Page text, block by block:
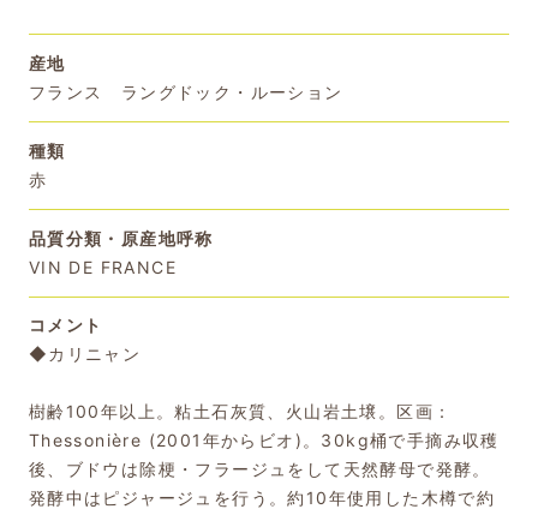
産地
フランス ラングドック・ルーション
種類
赤
品質分類・原産地呼称
VIN DE FRANCE
コメント
◆カリニャン
樹齢100年以上。粘土石灰質、火山岩土壌。区画：
Thessonière (2001年からビオ)。30kg桶で手摘み収穫
後、ブドウは除梗・フラージュをして天然酵母で発酵。
発酵中はピジャージュを行う。約10年使用した木樽で約